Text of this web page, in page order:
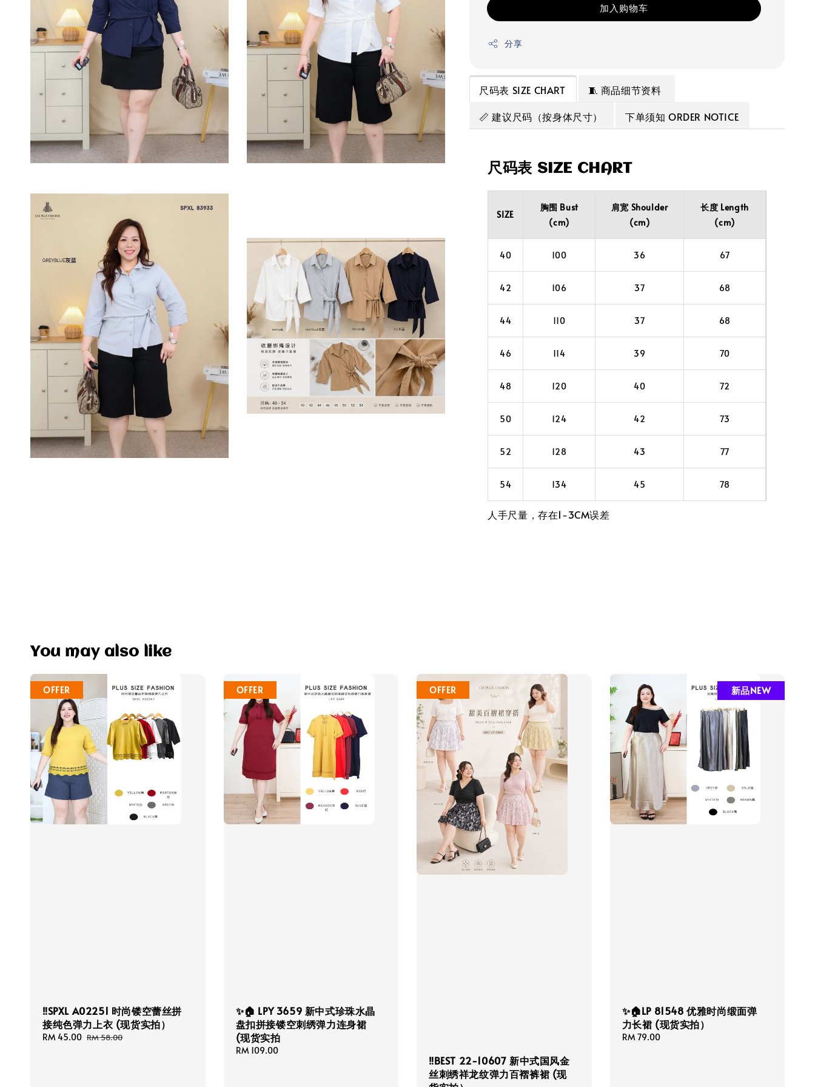
加入购物车
分享
尺码表 SIZE CHART
🧵 商品细节资料
📏 建议尺码（按身体尺寸）
下单须知 ORDER NOTICE
尺码表 SIZE CHART
SIZE
胸围 Bust
(cm)
肩宽 Shoulder
(cm)
长度 Length
(cm)
40 100 36 67
42 106 37 68
44 110 37 68
46 114 39 70
48 120 40 72
50 124 42 73
52 128 43 77
54 134 45 78
人手尺量，存在1-3CM误差
You may also like
OFFER
‼️SPXL A02251 时尚镂空蕾丝拼
接纯色弹力上衣 (现货实拍）
Sale
RM 45.00 Regular
RM 58.00
OFFER
✨🏠 LPY 3659 新中式珍珠水晶
盘扣拼接镂空刺绣弹力连身裙
(现货实拍
Regular
RM 109.00
OFFER
‼️BEST 22-10607 新中式国风金
丝刺绣祥龙纹弹力百褶裤裙 (现
新品NEW
✨🏠LP 81548 优雅时尚缎面弹
力长裙 (现货实拍）
Regular
RM 79.00